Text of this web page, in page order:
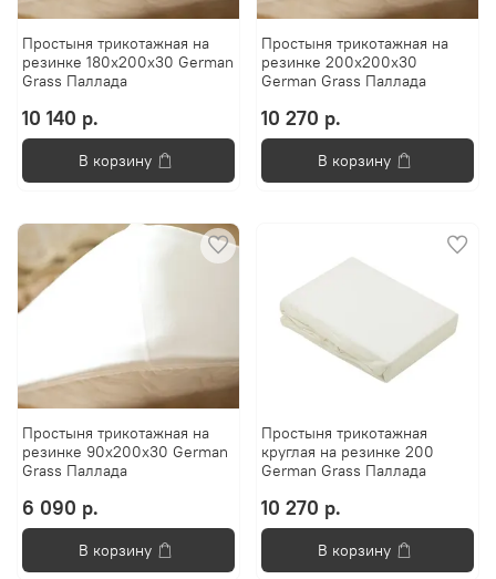
Простыня трикотажная на
резинке 180х200x30 German
Grass Паллада
10 140 р.
В корзину
Простыня трикотажная на
резинке 200х200x30
German Grass Паллада
10 270 р.
В корзину
Простыня трикотажная на
резинке 90x200х30 German
Grass Паллада
6 090 р.
В корзину
Простыня трикотажная
круглая на резинке 200
German Grass Паллада
10 270 р.
В корзину